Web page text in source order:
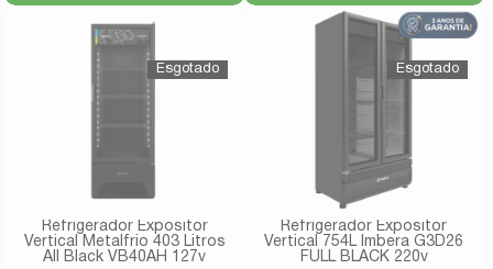
Refrigerador Expositor
Vertical Metalfrio 403 Litros
All Black VB40AH 127v
Refrigerador Expositor
Vertical 754L Imbera G3D26
FULL BLACK 220v